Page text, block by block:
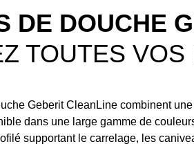
DE DOUCHE
TOUTES VOS
Geberit CleanLine combinent une
dans une large gamme de
supportant le carrelage, les